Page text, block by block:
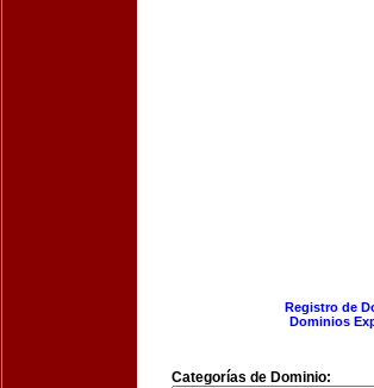
Registro de
Dominios
Categorías de Dominio: